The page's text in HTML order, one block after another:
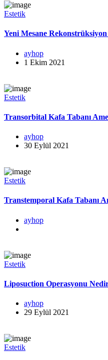
Estetik
Yeni Mesane
ayhop
1 Ekim 2021
Estetik
Transorbital Kafa Tabanı
ayhop
30 Eylül 2021
Estetik
Transtemporal Kafa Tabanı
ayhop
Estetik
Liposuction Operasyonu
ayhop
29 Eylül 2021
Estetik